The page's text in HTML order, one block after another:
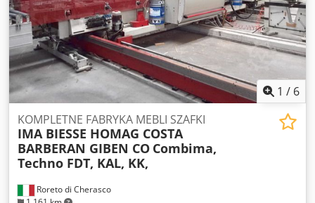
1 / 6
Roreto di Cherasco
KOMPLETNE FABRYKA MEBLI SZAFKI
IMA BIESSE HOMAG COSTA
BARBERAN GIBEN CO Combima,
Techno FDT, KAL, KK,